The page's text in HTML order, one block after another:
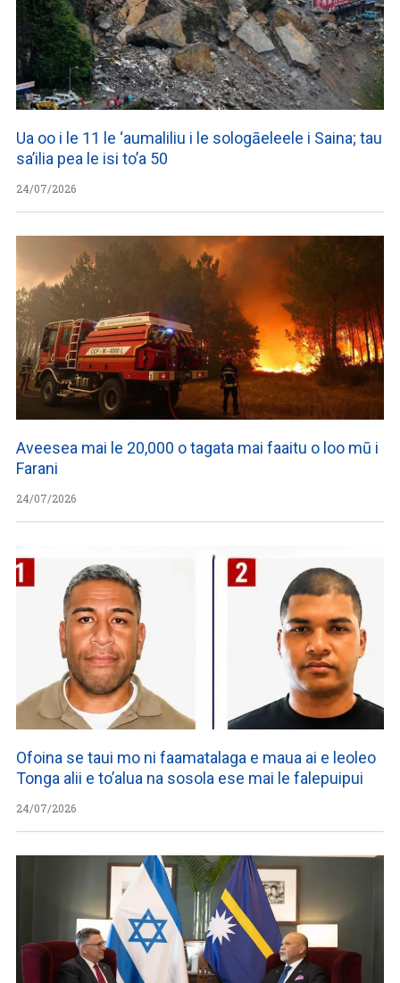
Ua oo i le 11 le ‘aumaliliu i le sologāeleele i Saina; tau
sa’ilia pea le isi to’a 50
24/07/2026
Aveesea mai le 20,000 o tagata mai faaitu o loo mū i
Farani
24/07/2026
Ofoina se taui mo ni faamatalaga e maua ai e leoleo
Tonga alii e to’alua na sosola ese mai le falepuipui
24/07/2026